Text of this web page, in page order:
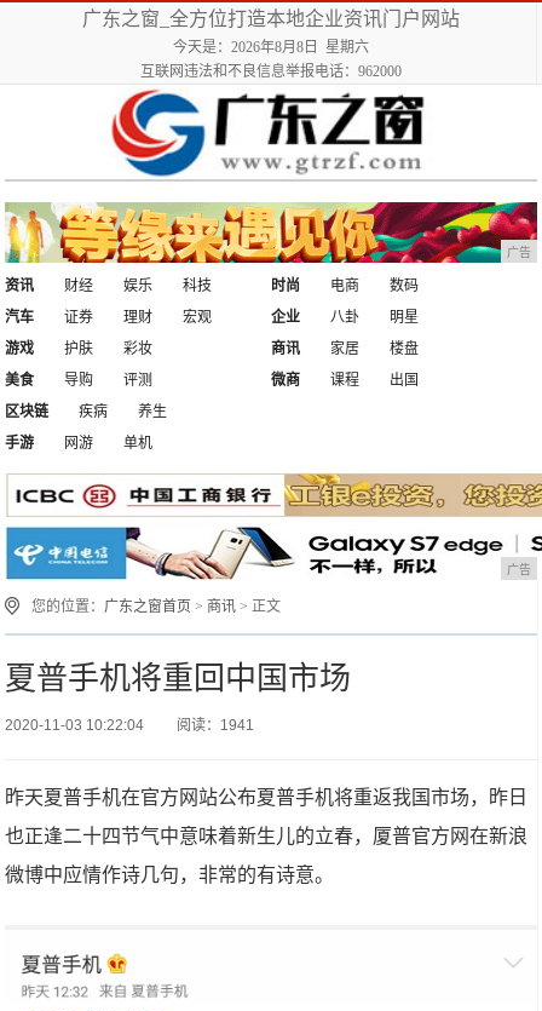
广东之窗_全方位打造本地企业资讯门户网站
今天是：2026年8月8日 星期六
互联网违法和不良信息举报电话：962000
广告
资讯 财经 娱乐
科技
汽车
证券 理财 宏观
时尚 电商
数码
企业
八卦
明星
游戏
护肤
彩妆
美食
导购 评测
商讯 家居
楼盘
微商
课程
出国
区块链
疾病
养生
手游
网游 单机
广告
您的位置： 广东之窗首页 > 商讯 > 正文
夏普手机将重回中国市场
2020-11-03 10:22:04 阅读：1941
昨天夏普手机在官方网站公布夏普手机将重返我国市场，昨日
也正逢二十四节气中意味着新生儿的立春，厦普官方网在新浪
微博中应情作诗几句，非常的有诗意。